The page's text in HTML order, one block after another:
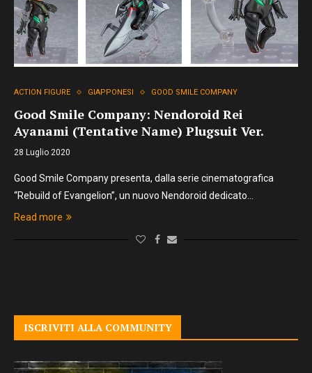
ACTION FIGURE GIAPPONESI GOOD SMILE COMPANY
Good Smile Company: Nendoroid Rei
Ayanami (Tentative Name) Plugsuit Ver.
28 Luglio 2020
Good Smile Company presenta, dalla serie cinematografica
“Rebuild of Evangelion”, un nuovo Nendoroid dedicato…
Read more
ISCRIVITI ALLA COMMUNITY